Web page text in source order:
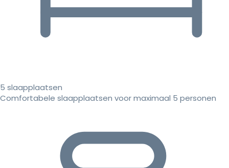
5 slaapplaatsen
Comfortabele slaapplaatsen voor maximaal 5 personen